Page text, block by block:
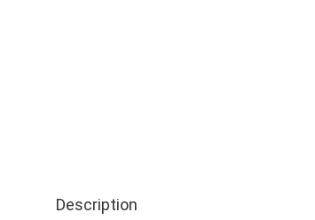
Description